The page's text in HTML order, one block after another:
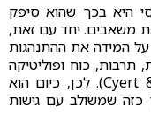
היא בכך שהוא סיפק
משאבים. יחד עם זאת,
המידה את ההתנהגות
תרבות, כוח ופוליטיקה
ארגונית (Cyert & March, 1963; Scott, 2014). לכן, כיום הוא
שמשולב עם גישות